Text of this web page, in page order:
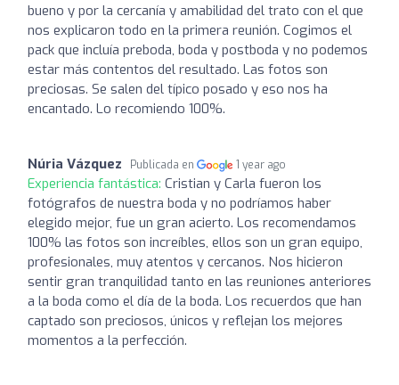
bueno y por la cercanía y amabilidad del trato con el que
nos explicaron todo en la primera reunión. Cogimos el
pack que incluía preboda, boda y postboda y no podemos
estar más contentos del resultado. Las fotos son
preciosas. Se salen del típico posado y eso nos ha
encantado. Lo recomiendo 100%.
Núria Vázquez Publicada en 1 year ago
Experiencia fantástica: Cristian y Carla fueron los
fotógrafos de nuestra boda y no podríamos haber
elegido mejor, fue un gran acierto. Los recomendamos
100% las fotos son increíbles, ellos son un gran equipo,
profesionales, muy atentos y cercanos. Nos hicieron
sentir gran tranquilidad tanto en las reuniones anteriores
a la boda como el día de la boda. Los recuerdos que han
captado son preciosos, únicos y reflejan los mejores
momentos a la perfección.